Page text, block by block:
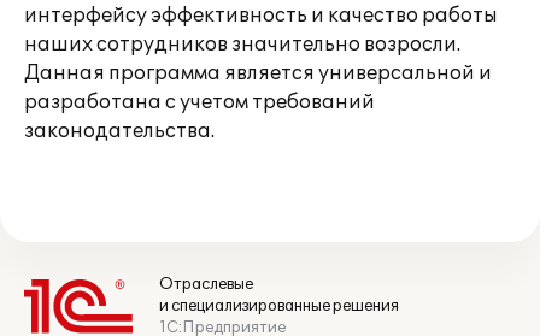
интерфейсу эффективность и качество работы
наших сотрудников значительно возросли.
Данная программа является универсальной и
разработана с учетом требований
законодательства.
Отраслевые
и специализированные решения
1С:Предприятие